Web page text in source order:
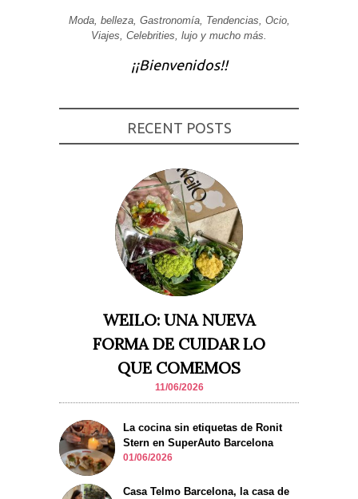
Moda, belleza, Gastronomía, Tendencias, Ocio,
Viajes, Celebrities, lujo y mucho más.
¡¡Bienvenidos!!
RECENT POSTS
WEILO: UNA NUEVA
FORMA DE CUIDAR LO
QUE COMEMOS
11/06/2026
La cocina sin etiquetas de Ronit
Stern en SuperAuto Barcelona
01/06/2026
Casa Telmo Barcelona, la casa de
mejor posible
rechaza estas